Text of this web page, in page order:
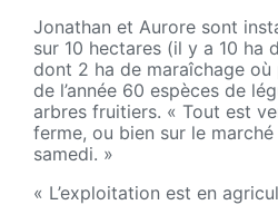
Jonathan et Aurore sont
sur 10 hectares (il y a 10 ha
dont 2 ha de maraîchage
de l’année 60 espèces de
arbres fruitiers. « Tout est
ferme, ou bien sur le
samedi. »
« L’exploitation est en